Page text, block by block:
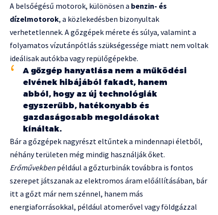
A belsőégésű motorok, különösen a benzin- és
dízelmotorok, a közlekedésben bizonyultak
verhetetlennek. A gőzgépek mérete és súlya, valamint a
folyamatos vízutánpótlás szükségessége miatt nem voltak
ideálisak autókba vagy repülőgépekbe.
A gőzgép hanyatlása nem a működési
elvének hibájából fakadt, hanem
abból, hogy az új technológiák
egyszerűbb, hatékonyabb és
gazdaságosabb megoldásokat
kínáltak.
Bár a gőzgépek nagyrészt eltűntek a mindennapi életből,
néhány területen még mindig használják őket.
Erőművekben például a gőzturbinák továbbra is fontos
szerepet játszanak az elektromos áram előállításában, bár
itt a gőzt már nem szénnel, hanem más
energiaforrásokkal, például atomerővel vagy földgázzal